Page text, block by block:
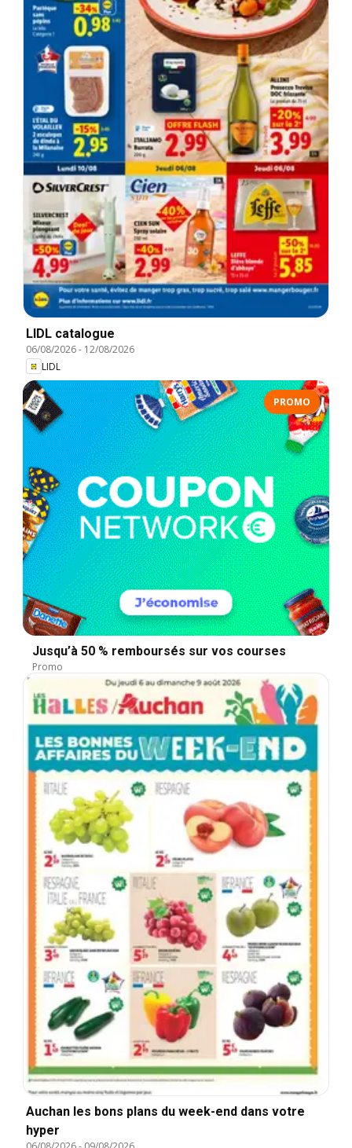
LIDL catalogue
06/08/2026- 12/08/2026
LIDL
PROMO
Jusqu’à 50 % remboursés sur vos courses
Promo
Auchan les bons plans du week-end dans votre
hyper